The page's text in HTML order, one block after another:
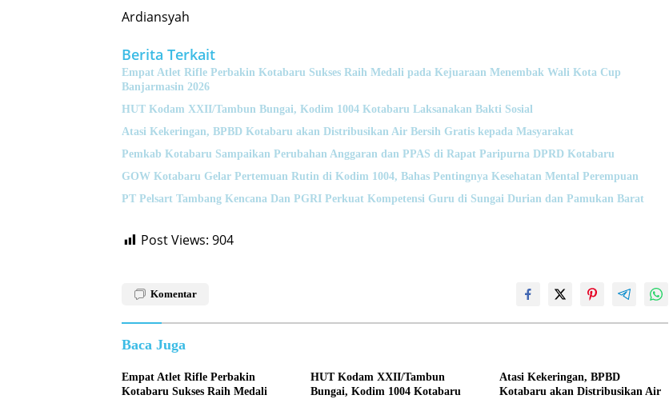
Ardiansyah
Berita Terkait
Empat Atlet Rifle Perbakin Kotabaru Sukses Raih Medali pada Kejuaraan Menembak Wali Kota Cup
Banjarmasin 2026
HUT Kodam XXII/Tambun Bungai, Kodim 1004 Kotabaru Laksanakan Bakti Sosial
Atasi Kekeringan, BPBD Kotabaru akan Distribusikan Air Bersih Gratis kepada Masyarakat
Pemkab Kotabaru Sampaikan Perubahan Anggaran dan PPAS di Rapat Paripurna DPRD Kotabaru
GOW Kotabaru Gelar Pertemuan Rutin di Kodim 1004, Bahas Pentingnya Kesehatan Mental Perempuan
PT Pelsart Tambang Kencana Dan PGRI Perkuat Kompetensi Guru di Sungai Durian dan Pamukan Barat
Post Views: 904
Komentar
Baca Juga
Empat Atlet Rifle Perbakin
Kotabaru Sukses Raih Medali
HUT Kodam XXII/Tambun
Bungai, Kodim 1004 Kotabaru
Atasi Kekeringan, BPBD
Kotabaru akan Distribusikan Air